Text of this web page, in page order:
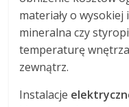
materiały o wysokiej
mineralna czy
temperaturę
zewnątrz.
Instalacje